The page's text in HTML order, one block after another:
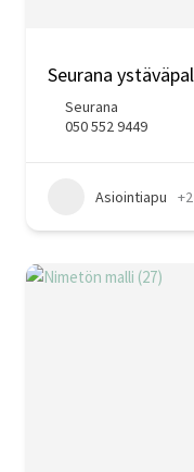
Seurana
Seurana
050 552 9449
Asiointiapu +2